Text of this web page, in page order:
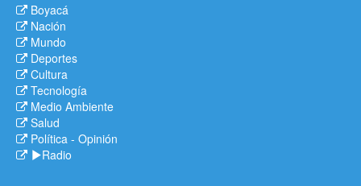
Boyacá
Nación
Mundo
Deportes
Cultura
Tecnología
Medio Ambiente
Salud
Política - Opinión
Radio